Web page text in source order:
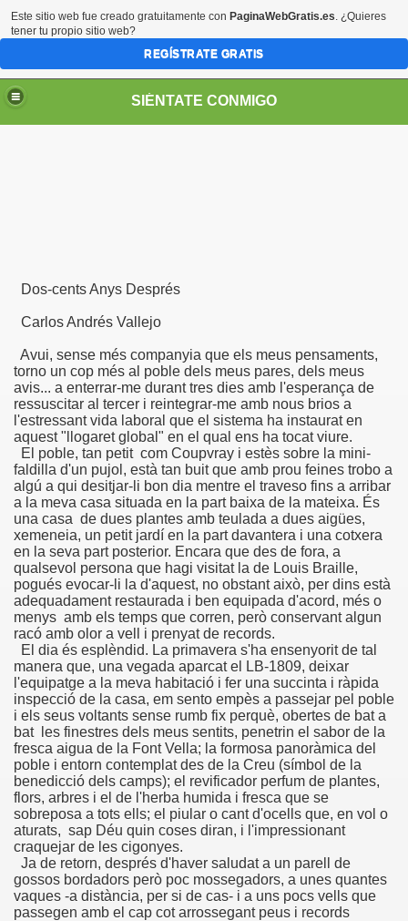
SIÉNTATE CONMIGO
Dos-cents Anys Després
Carlos Andrés Vallejo
Avui, sense més companyia que els meus pensaments,
torno un cop més al poble dels meus pares, dels meus
avis... a enterrar-me durant tres dies amb l'esperança de
ressuscitar al tercer i reintegrar-me amb nous brios a
l'estressant vida laboral que el sistema ha instaurat en
aquest "llogaret global" en el qual ens ha tocat viure.
El poble, tan petit com Coupvray i estès sobre la mini-
faldilla d'un pujol, està tan buit que amb prou feines trobo a
algú a qui desitjar-li bon dia mentre el traveso fins a arribar
a la meva casa situada en la part baixa de la mateixa. És
una casa de dues plantes amb teulada a dues aigües,
xemeneia, un petit jardí en la part davantera i una cotxera
en la seva part posterior. Encara que des de fora, a
qualsevol persona que hagi visitat la de Louis Braille,
pogués evocar-li la d'aquest, no obstant això, per dins està
adequadament restaurada i ben equipada d'acord, més o
menys amb els temps que corren, però conservant algun
racó amb olor a vell i prenyat de records.
El dia és esplèndid. La primavera s'ha ensenyorit de tal
manera que, una vegada aparcat el LB-1809, deixar
l'equipatge a la meva habitació i fer una succinta i ràpida
inspecció de la casa, em sento empès a passejar pel poble
i els seus voltants sense rumb fix perquè, obertes de bat a
bat les finestres dels meus sentits, penetrin el sabor de la
fresca aigua de la Font Vella; la formosa panoràmica del
poble i entorn contemplat des de la Creu (símbol de la
benedicció dels camps); el revificador perfum de plantes,
flors, arbres i el de l'herba humida i fresca que se
sobreposa a tots ells; el piular o cant d'ocells que, en vol o
aturats, sap Déu quin coses diran, i l'impressionant
craquejar de les cigonyes.
Ja de retorn, després d'haver saludat a un parell de
gossos bordadors però poc mossegadors, a unes quantes
vaques -a distància, per si de cas- i a uns pocs vells que
passegen amb el cap cot arrossegant peus i records
Romero)
Romero)
Romero)
Romero)
Romero)
Romero)
Romero)
1980, Caranva Romero)
Informático, Caranva Romero)
Este sitio web fue creado gratuitamente con PaginaWebGratis.es. ¿Quieres
tener tu propio sitio web?
REGÍSTRATE GRATIS